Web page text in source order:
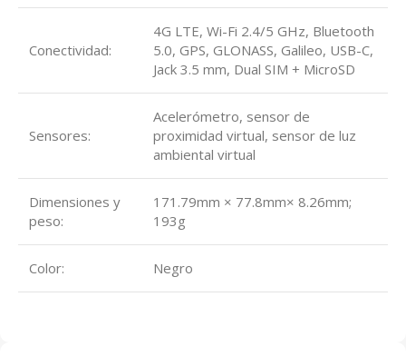
Conectividad:
4G LTE, Wi-Fi 2.4/5 GHz, Bluetooth
5.0, GPS, GLONASS, Galileo, USB-C,
Jack 3.5 mm, Dual SIM + MicroSD
Sensores:
Acelerómetro, sensor de
proximidad virtual, sensor de luz
ambiental virtual
Dimensiones y
peso:
171.79mm × 77.8mm× 8.26mm;
193g
Color: Negro